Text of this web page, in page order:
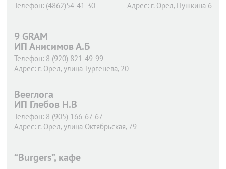
Телефон: (4862)54-41-30 Адрес: г. Орел, Пушкина 6
9 GRAM
ИП Анисимов А.Б
Телефон: 8 (920) 821-49-99
Адрес: г. Орел, улица Тургенева, 20
Beerлога
ИП Глебов Н.В
Телефон: 8 (905) 166-67-67
Адрес: г. Орел, улица Октябрьская, 79
“Burgers”, кафе